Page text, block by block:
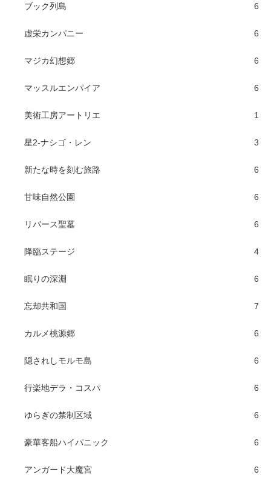
ブック列島 6
虚栄カンパニー 6
マジカ幻想郷 6
マッスルエンパイア 6
美術工房アートリエ 1
星2-ナシゴ・レン 3
新たな時を刻む旅路 6
甘味自然公園 6
リバース聖墓 6
降臨ステージ 4
眠りの深淵 6
忘却共和国 7
カルメ桃源郷 6
隠されしモルモ島 6
行楽地デラ・コスパ 6
ゆらぎの禁制区域 6
豪華客船ハイパニック 6
アンガード大魔宮 6